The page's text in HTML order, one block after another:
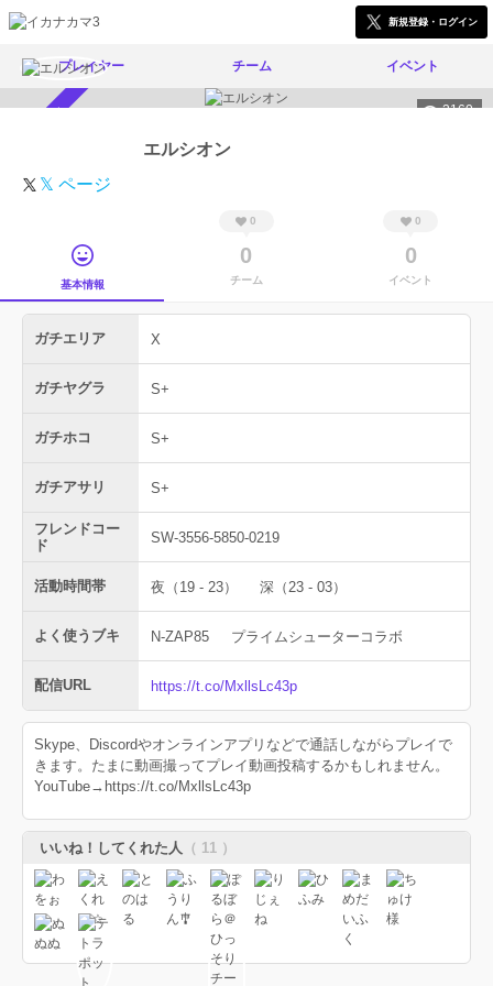
新規登録・ログイン
プレイヤー チーム イベント
2160
エルシオン
𝕏 ページ
基本情報
0
0
チーム
0
0
イベント
ガチエリア X
ガチヤグラ S+
ガチホコ S+
ガチアサリ S+
フレンドコー
ド
SW-3556-5850-0219
活動時間帯 夜（19 - 23） 深（23 - 03）
よく使うブキ N-ZAP85 プライムシューターコラボ
配信URL https://t.co/MxllsLc43p
Skype、Discordやオンラインアプリなどで通話しながらプレイで
きます。たまに動画撮ってプレイ動画投稿するかもしれません。
YouTube→https://t.co/MxllsLc43p
いいね！してくれた人 （ 11 ）